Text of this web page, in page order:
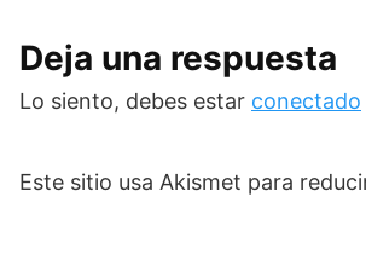
Deja una respuesta
Lo siento, debes estar conectado
Este sitio usa Akismet para